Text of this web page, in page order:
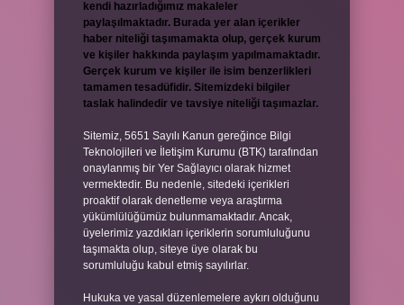
kendi hazırladığımız makaleler
paylaşılmaktadır. Burada yer alan içerikler
haber niteliği taşımamakta olup, gerçek kurum
ve kişiler hakkında paylaşım yapılmamaktadır.
Gerçek kurum ve kişiler ile isim benzerlikleri
tamamen tesadüfidir. Sitemizdeki bilgiler
taslak halindedir ve tavsiye niteliği taşımazlar.
Sitemiz, 5651 Sayılı Kanun gereğince Bilgi
Teknolojileri ve İletişim Kurumu (BTK) tarafından
onaylanmış bir Yer Sağlayıcı olarak hizmet
vermektedir. Bu nedenle, sitedeki içerikleri
proaktif olarak denetleme veya araştırma
yükümlülüğümüz bulunmamaktadır. Ancak,
üyelerimiz yazdıkları içeriklerin sorumluluğunu
taşımakta olup, siteye üye olarak bu
sorumluluğu kabul etmiş sayılırlar.
Hukuka ve yasal düzenlemelere aykırı olduğunu